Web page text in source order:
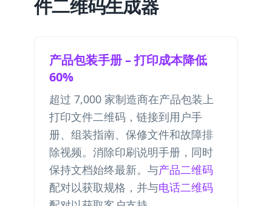
件二维码生成器
产品包装手册 – 打印成本降低
60%
超过 7,000 家制造商在产品包装上
打印文件二维码，链接到用户手
册、组装指南、保修文件和故障排
除视频。消除印刷说明手册，同时
保持文档始终最新。与产品二维码
配对以获取规格，并与电话二维码